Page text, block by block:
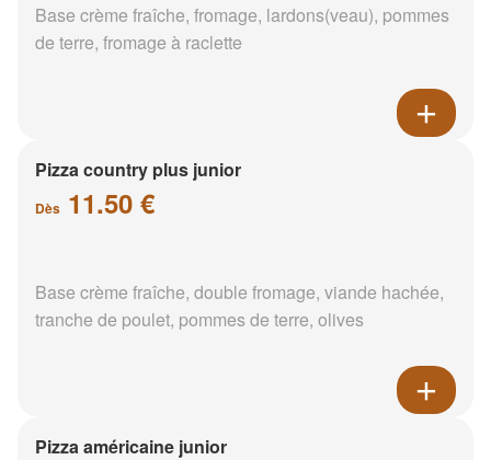
Base crème fraîche, fromage, lardons(veau), pommes
de terre, fromage à raclette
Pizza country plus junior
Dès 11.50 €
Base crème fraîche, double fromage, viande hachée,
tranche de poulet, pommes de terre, olives
Pizza américaine junior